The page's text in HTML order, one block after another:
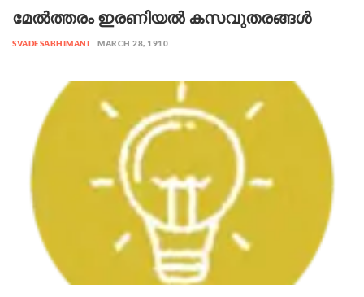
മേൽത്തരം ഇരണിയൽ കസവുതരങ്ങൾ
SVADESABHIMANI MARCH 28, 1910